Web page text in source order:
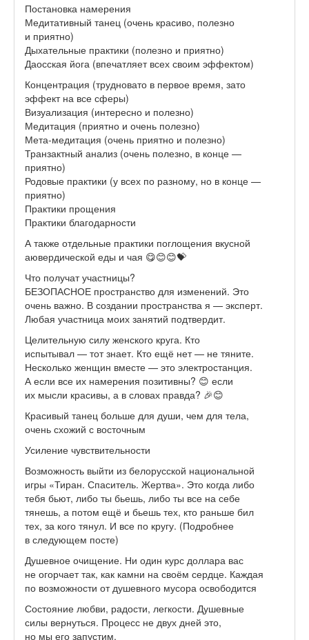
Постановка намерения
Медитативный танец (очень красиво, полезно
и приятно)
Дыхательные практики (полезно и приятно)
Даосская йога (впечатляет всех своим эффектом)
Концентрация (трудновато в первое время, зато
эффект на все сферы)
Визуализация (интересно и полезно)
Медитация (приятно и очень полезно)
Мета-медитация (очень приятно и полезно)
Транзактный анализ (очень полезно, в конце —
приятно)
Родовые практики (у всех по разному, но в конце —
приятно)
Практики прощения
Практики благодарности
А также отдельные практики поглощения вкусной
аювердической еды и чая 😋😊😊💝
Что получат участницы?
БЕЗОПАСНОЕ пространство для изменений. Это
очень важно. В создании пространства я — эксперт.
Любая участница моих занятий подтвердит.
Целительную силу женского круга. Кто
испытывал — тот знает. Кто ещё нет — не тяните.
Несколько женщин вместе — это электростанция.
А если все их намерения позитивны? 😊 если
их мысли красивы, а в словах правда? 🎉😊
Красивый танец больше для души, чем для тела,
очень схожий с восточным
Усиление чувствительности
Возможность выйти из белорусской национальной
игры «Тиран. Спаситель. Жертва». Это когда либо
тебя бьют, либо ты бьешь, либо ты все на себе
тянешь, а потом ещё и бьешь тех, кто раньше бил
тех, за кого тянул. И все по кругу. (Подробнее
в следующем посте)
Душевное очищение. Ни один курс доллара вас
не огорчает так, как камни на своём сердце. Каждая
по возможности от душевного мусора освободится
Состояние любви, радости, легкости. Душевные
силы вернуться. Процесс не двух дней это,
но мы его запустим.